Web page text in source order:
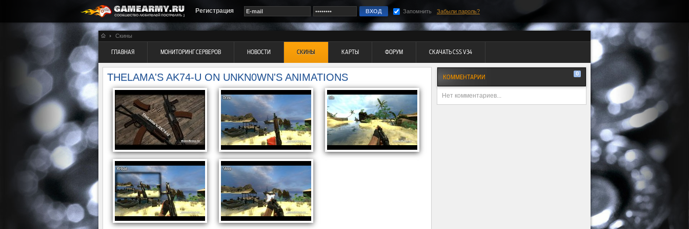
Регистрация Запомнить Забыли пароль?
Скины
ГЛАВНАЯ МОНИТОРИНГ СЕРВЕРОВ НОВОСТИ СКИНЫ КАРТЫ ФОРУМ СКАЧАТЬ CSS V34
THELAMA'S AK74-U ON UNKN0WN'S ANIMATIONS КОММЕНТАРИИ 0
Нет комментариев...